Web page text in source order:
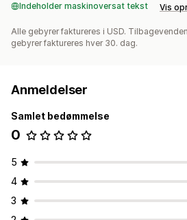
Indeholder maskinoversat tekst Vis
Alle gebyrer faktureres i USD.
gebyrer faktureres hver 30. dag.
Anmeldelser
Samlet bedømmelse
0
5
4
3